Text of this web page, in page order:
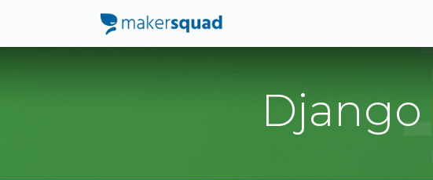
Django